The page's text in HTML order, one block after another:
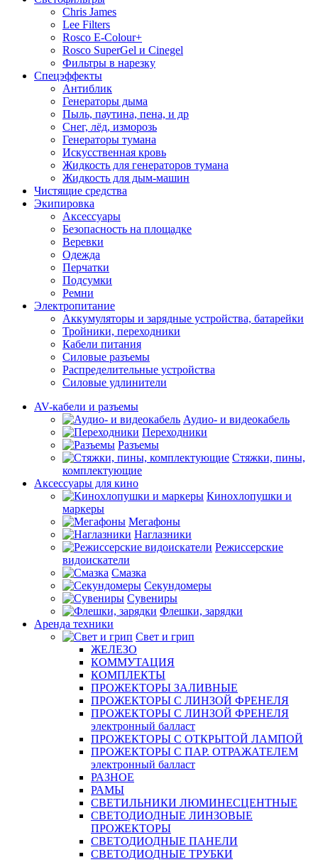
Chris James
Lee Filters
Rosco E-Colour+
Rosco SuperGel и Cinegel
Фильтры в нарезку
Спецэффекты
Антиблик
Генераторы дыма
Пыль, паутина, пена, и др
Снег, лёд, изморозь
Генераторы тумана
Искусственная кровь
Жидкость для генераторов тумана
Жидкость для дым-машин
Чистящие средства
Экипировка
Аксессуары
Безопасность на площадке
Веревки
Одежда
Перчатки
Подсумки
Ремни
Электропитание
Аккумуляторы и зарядные устройства, батарейки
Тройники, переходники
Кабели питания
Силовые разъемы
Распределительные устройства
Силовые удлинители
AV-кабели и разъемы
Аудио- и видеокабель
Переходники
Разъемы
Стяжки, пины,
комплектующие
Аксессуары для кино
Кинохлопушки и
маркеры
Мегафоны
Наглазники
Режиссерские
видоискатели
Смазка
Секундомеры
Сувениры
Флешки, зарядки
Аренда техники
Свет и грип
ЖЕЛЕЗО
КОММУТАЦИЯ
КОМПЛЕКТЫ
ПРОЖЕКТОРЫ ЗАЛИВНЫЕ
ПРОЖЕКТОРЫ С ЛИНЗОЙ ФРЕНЕЛЯ
ПРОЖЕКТОРЫ С ЛИНЗОЙ ФРЕНЕЛЯ
электронный балласт
ПРОЖЕКТОРЫ С ОТКРЫТОЙ ЛАМПОЙ
ПРОЖЕКТОРЫ С ПАР. ОТРАЖАТЕЛЕМ
электронный балласт
РАЗНОЕ
РАМЫ
СВЕТИЛЬНИКИ ЛЮМИНЕСЦЕНТНЫЕ
СВЕТОДИОДНЫЕ ЛИНЗОВЫЕ
ПРОЖЕКТОРЫ
СВЕТОДИОДНЫЕ ПАНЕЛИ
СВЕТОДИОДНЫЕ ТРУБКИ